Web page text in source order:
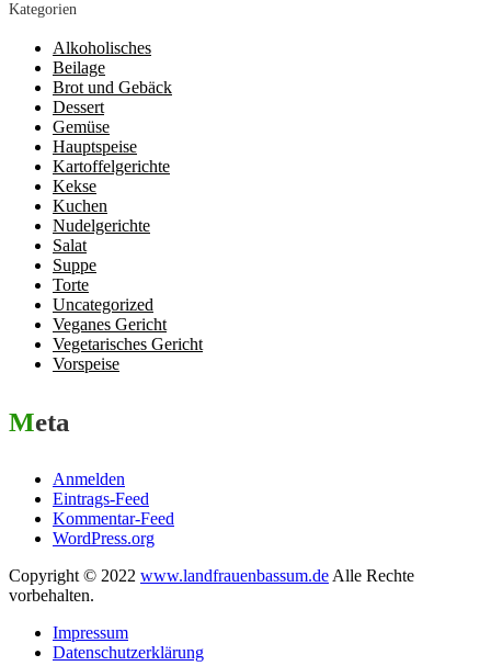
Kategorien
Alkoholisches
Beilage
Brot und Gebäck
Dessert
Gemüse
Hauptspeise
Kartoffelgerichte
Kekse
Kuchen
Nudelgerichte
Salat
Suppe
Torte
Uncategorized
Veganes Gericht
Vegetarisches Gericht
Vorspeise
Meta
Anmelden
Eintrags-Feed
Kommentar-Feed
WordPress.org
Copyright © 2022 www.landfrauenbassum.de Alle Rechte
vorbehalten.
Impressum
Datenschutzerklärung